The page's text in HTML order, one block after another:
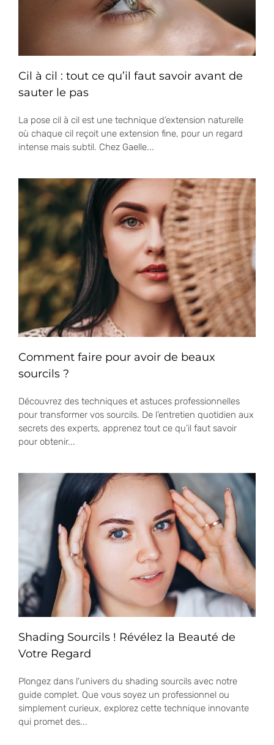
Cil à cil : tout ce qu’il faut savoir avant de
sauter le pas
La pose cil à cil est une technique d’extension naturelle
où chaque cil reçoit une extension fine, pour un regard
intense mais subtil. Chez Gaelle...
Comment faire pour avoir de beaux
sourcils ?
Découvrez des techniques et astuces professionnelles
pour transformer vos sourcils. De l’entretien quotidien aux
secrets des experts, apprenez tout ce qu’il faut savoir
pour obtenir...
Shading Sourcils ! Révélez la Beauté de
Votre Regard
Plongez dans l'univers du shading sourcils avec notre
guide complet. Que vous soyez un professionnel ou
simplement curieux, explorez cette technique innovante
qui promet des...